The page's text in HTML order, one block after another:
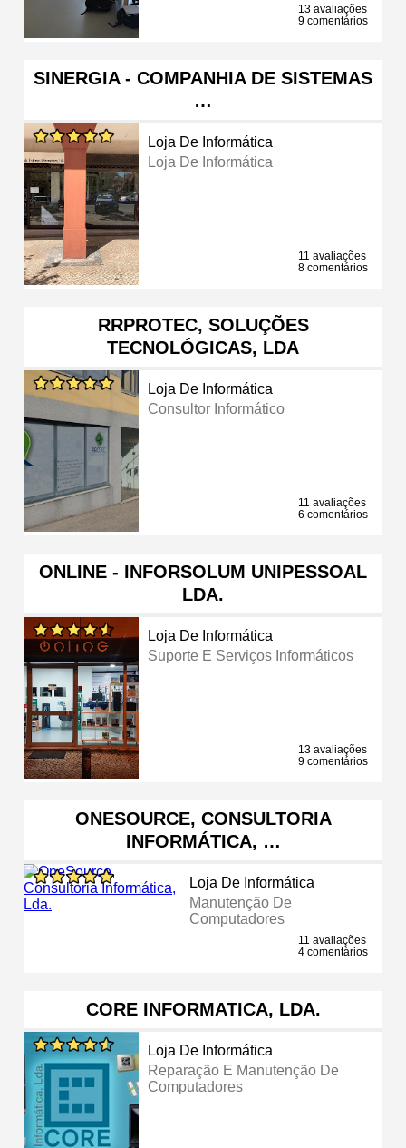
13 avaliações
9 comentários
SINERGIA - COMPANHIA DE SISTEMAS
…
Loja De Informática
Loja De Informática
11 avaliações
8 comentários
RRPROTEC, SOLUÇÕES
TECNOLÓGICAS, LDA
Loja De Informática
Consultor Informático
11 avaliações
6 comentários
ONLINE - INFORSOLUM UNIPESSOAL
LDA.
Loja De Informática
Suporte E Serviços Informáticos
13 avaliações
9 comentários
ONESOURCE, CONSULTORIA
INFORMÁTICA, …
Loja De Informática
Manutenção De
Computadores
11 avaliações
4 comentários
CORE INFORMATICA, LDA.
Loja De Informática
Reparação E Manutenção De
Computadores